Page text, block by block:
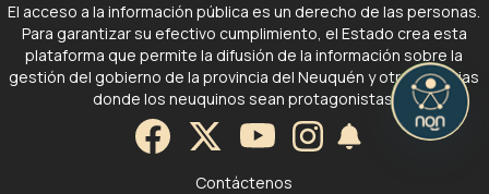
El acceso a la información pública es un derecho de las personas.
Para garantizar su efectivo cumplimiento, el Estado crea esta
plataforma que permite la difusión de la información sobre la
gestión del gobierno de la provincia del Neuquén y otras noticias
donde los neuquinos sean protagonistas.
Contáctenos